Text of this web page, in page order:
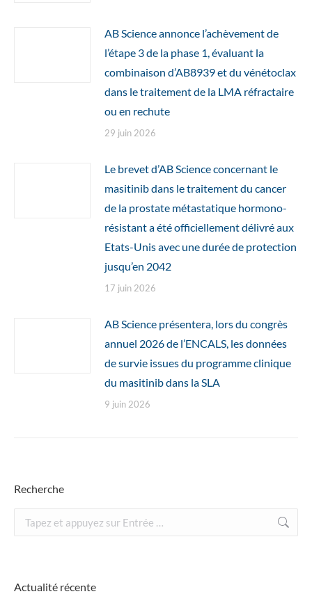
AB Science annonce l’achèvement de
l’étape 3 de la phase 1, évaluant la
combinaison d’AB8939 et du vénétoclax
dans le traitement de la LMA réfractaire
ou en rechute
29 juin 2026
Le brevet d’AB Science concernant le
masitinib dans le traitement du cancer
de la prostate métastatique hormono-
résistant a été officiellement délivré aux
Etats-Unis avec une durée de protection
jusqu’en 2042
17 juin 2026
AB Science présentera, lors du congrès
annuel 2026 de l’ENCALS, les données
de survie issues du programme clinique
du masitinib dans la SLA
9 juin 2026
Recherche
Recherche
:
Actualité récente